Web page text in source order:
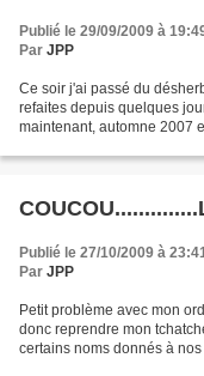
Publié le 29/09/2009 à
Par JPP
Ce soir j'ai passé du
refaites depuis quelques
maintenant, automne 2007
Publié le 27/10/2009 à
Par JPP
Petit problème avec mon
donc reprendre mon
certains noms donnés à